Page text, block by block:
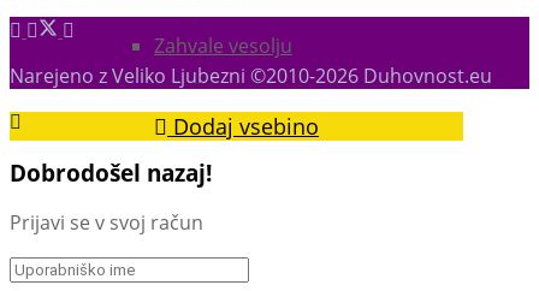
Zahvale vesolju
Dodaj vsebino
Narejeno z Veliko Ljubezni ©2010-2026 Duhovnost.eu
Dobrodošel nazaj!
Prijavi se v svoj račun